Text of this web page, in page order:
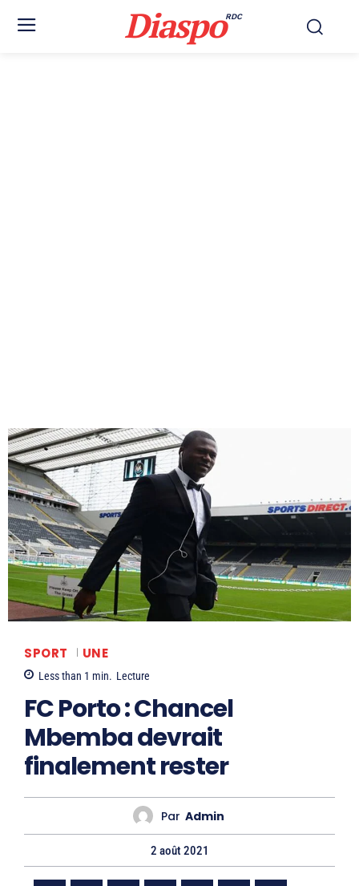
DiaspoRDC
SPORT UNE
Less than 1 min. Lecture
FC Porto : Chancel
Mbemba devrait
finalement rester
Par Admin
2 août 2021